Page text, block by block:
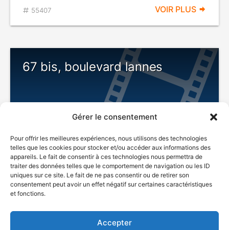
Gérer le consentement
Pour offrir les meilleures expériences, nous utilisons des technologies
telles que les cookies pour stocker et/ou accéder aux informations des
appareils. Le fait de consentir à ces technologies nous permettra de
traiter des données telles que le comportement de navigation ou les ID
uniques sur ce site. Le fait de ne pas consentir ou de retirer son
consentement peut avoir un effet négatif sur certaines caractéristiques
et fonctions.
Accepter
55407 VOIR PLUS
67 bis, boulevard lannes
1991